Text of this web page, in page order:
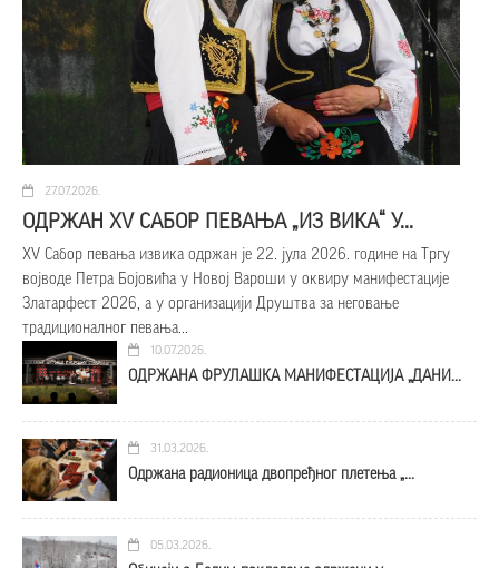
27.07.2026.
ОДРЖАН XV САБОР ПЕВАЊА „ИЗ ВИКА“ У...
XV Сабор певања извика одржан је 22. јула 2026. године на Тргу
војводе Петра Бојовића у Новој Вароши у оквиру манифестације
Златарфест 2026, а у организацији Друштва за неговање
традиционалног певања...
10.07.2026.
ОДРЖАНА ФРУЛАШКА МАНИФЕСТАЦИЈА „ДАНИ...
31.03.2026.
Одржана радионица двопређног плетења „...
05.03.2026.